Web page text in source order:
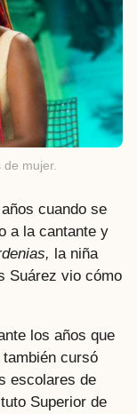
mujer.
cuando se
a la cantante y
la niña
Suárez vio cómo
los años que
cursó
escolares de
Superior de